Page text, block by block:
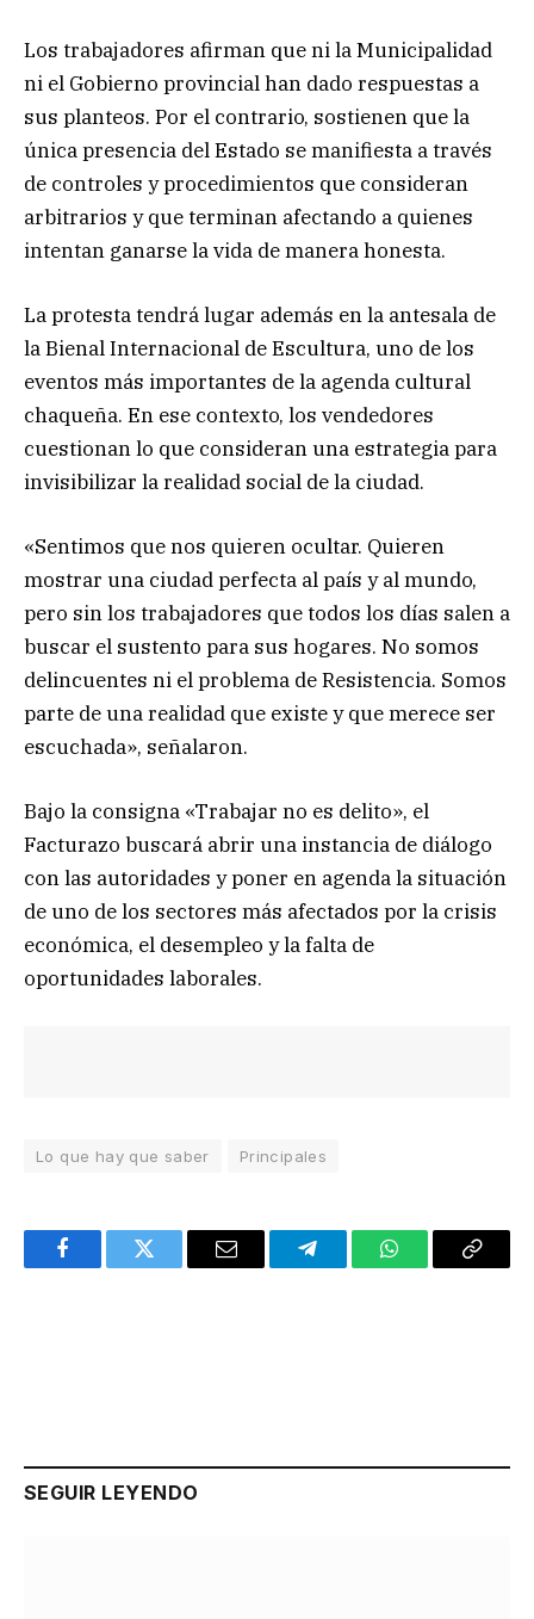
Los trabajadores afirman que ni la Municipalidad
ni el Gobierno provincial han dado respuestas a
sus planteos. Por el contrario, sostienen que la
única presencia del Estado se manifiesta a través
de controles y procedimientos que consideran
arbitrarios y que terminan afectando a quienes
intentan ganarse la vida de manera honesta.
La protesta tendrá lugar además en la antesala de
la Bienal Internacional de Escultura, uno de los
eventos más importantes de la agenda cultural
chaqueña. En ese contexto, los vendedores
cuestionan lo que consideran una estrategia para
invisibilizar la realidad social de la ciudad.
«Sentimos que nos quieren ocultar. Quieren
mostrar una ciudad perfecta al país y al mundo,
pero sin los trabajadores que todos los días salen a
buscar el sustento para sus hogares. No somos
delincuentes ni el problema de Resistencia. Somos
parte de una realidad que existe y que merece ser
escuchada», señalaron.
Bajo la consigna «Trabajar no es delito», el
Facturazo buscará abrir una instancia de diálogo
con las autoridades y poner en agenda la situación
de uno de los sectores más afectados por la crisis
económica, el desempleo y la falta de
oportunidades laborales.
Lo que hay que saber Principales
FacebookTwitter Email TelegramWhatsAppCopy
SEGUIR LEYENDO